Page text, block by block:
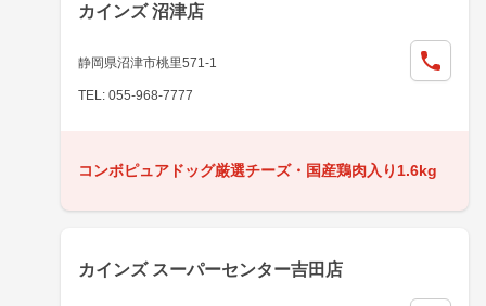
カインズ 沼津店
静岡県沼津市桃里571-1
TEL: 055-968-7777
コンボピュアドッグ厳選チーズ・国産鶏肉入り1.6kg
カインズ スーパーセンター吉田店